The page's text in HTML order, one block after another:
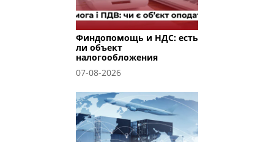
Финдопомощь и НДС: есть
ли объект
налогообложения
07-08-2026